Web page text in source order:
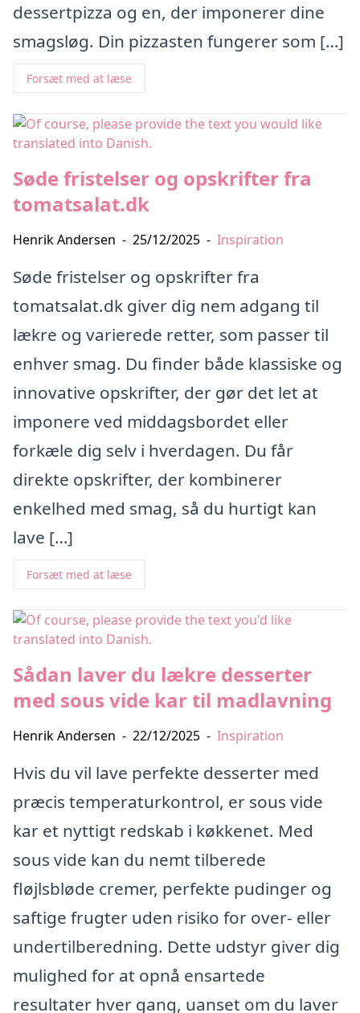
dessertpizza og en, der imponerer dine
smagsløg. Din pizzasten fungerer som […]
Forsæt med at læse
Søde fristelser og opskrifter fra
tomatsalat.dk
Henrik Andersen - 25/12/2025 - Inspiration
Søde fristelser og opskrifter fra
tomatsalat.dk giver dig nem adgang til
lækre og varierede retter, som passer til
enhver smag. Du finder både klassiske og
innovative opskrifter, der gør det let at
imponere ved middagsbordet eller
forkæle dig selv i hverdagen. Du får
direkte opskrifter, der kombinerer
enkelhed med smag, så du hurtigt kan
lave […]
Forsæt med at læse
Sådan laver du lækre desserter
med sous vide kar til madlavning
Henrik Andersen - 22/12/2025 - Inspiration
Hvis du vil lave perfekte desserter med
præcis temperaturkontrol, er sous vide
kar et nyttigt redskab i køkkenet. Med
sous vide kan du nemt tilberede
fløjlsbløde cremer, perfekte pudinger og
saftige frugter uden risiko for over- eller
undertilberedning. Dette udstyr giver dig
mulighed for at opnå ensartede
resultater hver gang, uanset om du laver